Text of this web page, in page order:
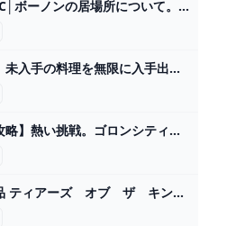
ティアキンNPC│ボーノンの居場所について。なぜ帰ってこない？ ティアキン大好きブログ
【ティアキン】未入手の料理を無限に入手出来る店を開く方法!! 宝箱屋 無料で海の幸をくれるよろず屋もOPEN!! ゼルダの伝説Totk 攻略 - YouTube
【ティアキン攻略】熱い挑戦。ゴロンシティのミニチャレンジ。【ゼルダの伝説 ティアーズ オブ ザ キングダム】 - YouTube
定番の中古商品 ティアーズ オブ ザ キングダム コレクターズエディション Nintendo Switch - braidoutdoor.it